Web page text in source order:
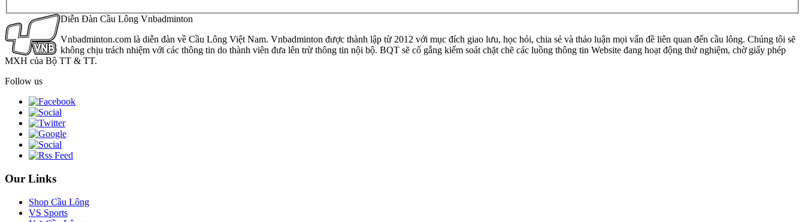
Diễn Đàn Cầu Lông Vnbadminton
Vnbadminton.com là diễn đàn về Cầu Lông Việt Nam. Vnbadminton được thành lập từ 2012 với mục đích giao lưu, học hỏi, chia sẻ và thảo luận mọi vấn đề liên quan đến cầu lông. Chúng tôi sẽ
không chịu trách nhiệm với các thông tin do thành viên đưa lên trừ thông tin nội bộ. BQT sẽ cố gắng kiểm soát chặt chẽ các luồng thông tin Website đang hoạt động thử nghiệm, chờ giấy phép
MXH của Bộ TT & TT.
Follow us
Our Links
Shop Cầu Lông
VS Sports